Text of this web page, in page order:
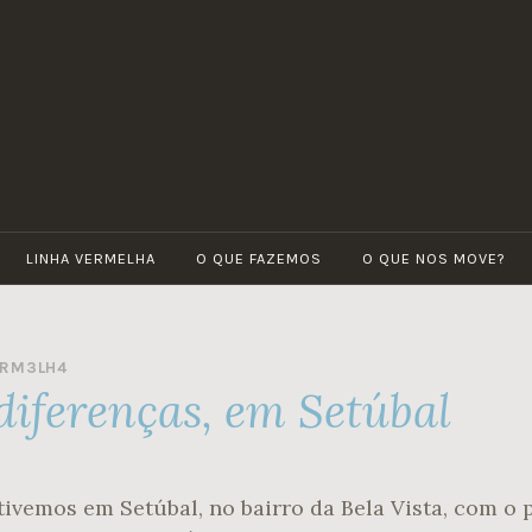
verde
LINHA VERMELHA O QUE FAZEMOS O QUE NOS MOVE?
em Setúbal
em Setúbal, no bairro da Bela Vista, com o